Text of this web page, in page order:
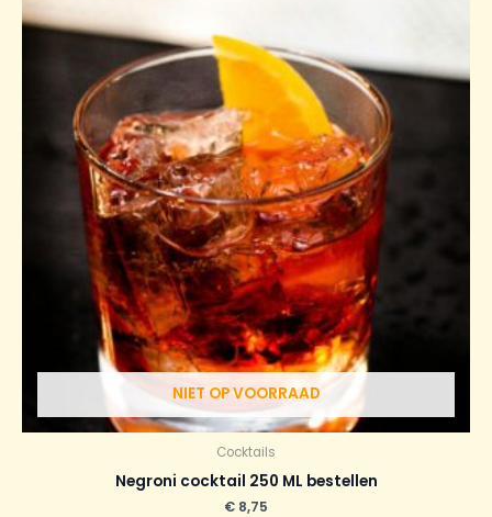
NIET OP VOORRAAD
Cocktails
Negroni cocktail 250 ML bestellen
€ 8,75